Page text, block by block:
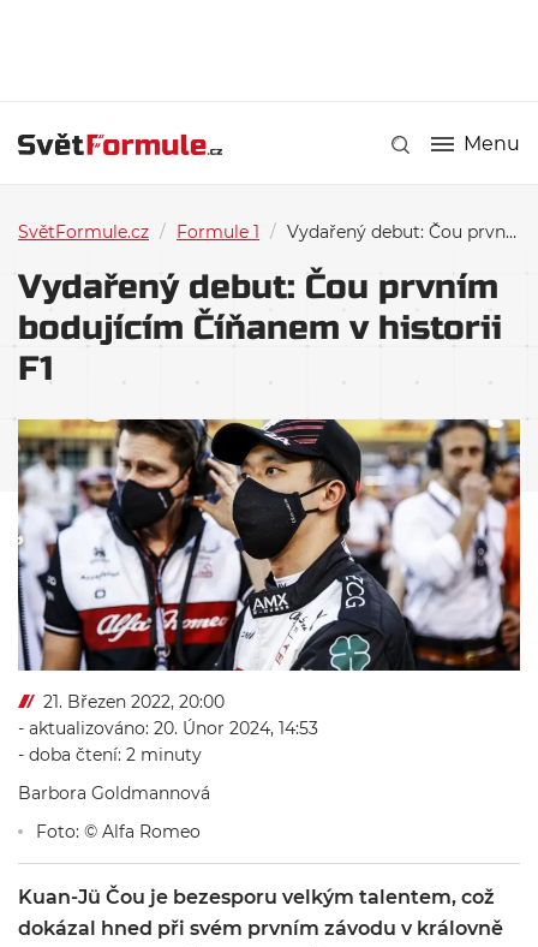
Menu
SvětFormule.cz / Formule 1 / Vydařený debut: Čou prvním bodujícím Číňanem v historii F1
Vydařený debut: Čou prvním
bodujícím Číňanem v historii
F1
21. Březen 2022, 20:00
- aktualizováno: 20. Únor 2024, 14:53
- doba čtení: 2 minuty
Barbora Goldmannová
Foto: © Alfa Romeo
Kuan-Jü Čou je bezesporu velkým talentem, což
dokázal hned při svém prvním závodu v královně